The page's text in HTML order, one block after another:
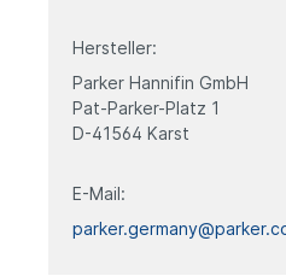
Hersteller:
Parker Hannifin GmbH
Pat-Parker-Platz 1
D-41564 Karst
E-Mail: